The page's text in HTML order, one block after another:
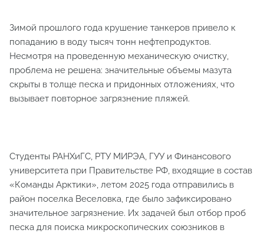
Зимой прошлого года крушение танкеров привело к
попаданию в воду тысяч тонн нефтепродуктов.
Несмотря на проведенную механическую очистку,
проблема не решена: значительные объемы мазута
скрыты в толще песка и придонных отложениях, что
вызывает повторное загрязнение пляжей.
Студенты РАНХиГС, РТУ МИРЭА, ГУУ и Финансового
университета при Правительстве РФ, входящие в состав
«Команды Арктики», летом 2025 года отправились в
район поселка Веселовка, где было зафиксировано
значительное загрязнение. Их задачей был отбор проб
песка для поиска микроскопических союзников в